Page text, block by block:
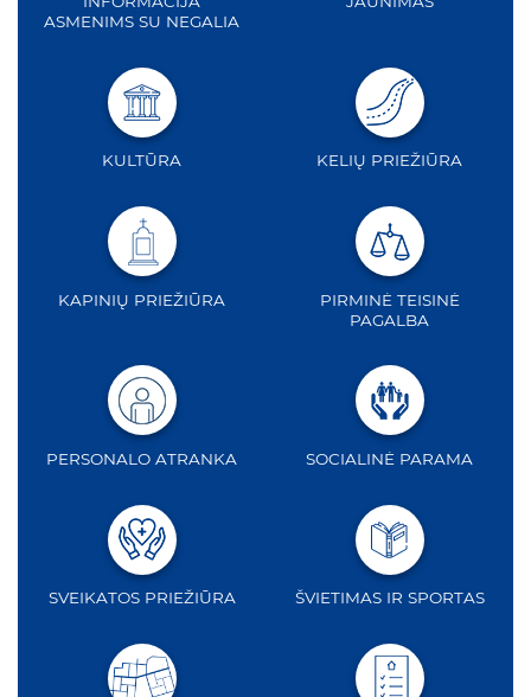
ASMENIMS SU NEGALIA
KULTŪRA KELIŲ PRIEŽIŪRA
KAPINIŲ PRIEŽIŪRA
PIRMINĖ TEISINĖ
PAGALBA
PERSONALO ATRANKA SOCIALINĖ PARAMA
SVEIKATOS PRIEŽIŪRA ŠVIETIMAS IR SPORTAS